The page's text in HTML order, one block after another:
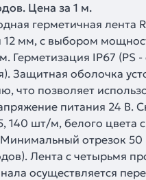
Цена за 1 м.
герметичная лента
мм, с выбором
Герметизация IP67 (PS
Защитная оболочка
что позволяет
питания 24 В.
140 шт/м, белого цвета
отрезок 50
Лента с четырьмя
осуществляется